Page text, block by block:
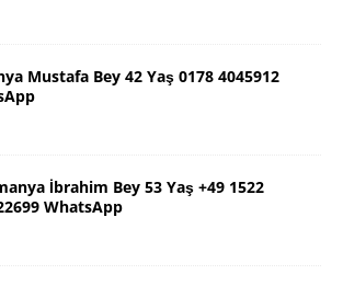
Mustafa Bey 42 Yaş 0178 4045912
İbrahim Bey 53 Yaş +49 1522
WhatsApp